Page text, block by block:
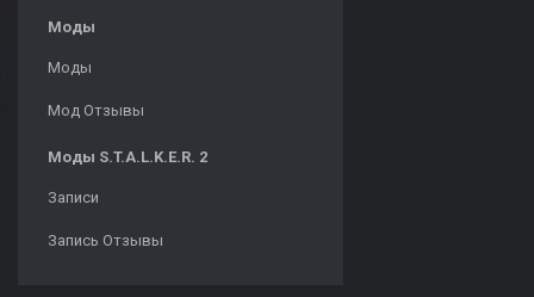
Моды
Моды
Мод Отзывы
Моды S.T.A.L.K.E.R. 2
Записи
Запись Отзывы